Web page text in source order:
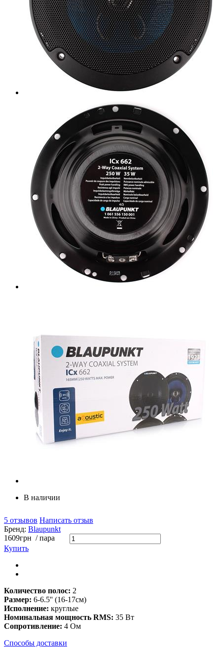
В наличии
5 отзывов Написать отзыв
Бренд: Blaupunkt
1609грн / пара
Купить
Количество полос: 2
Размер: 6-6.5'' (16-17см)
Исполнение: круглые
Номинальная мощность RMS: 35 Вт
Сопротивление: 4 Ом
Способы доставки